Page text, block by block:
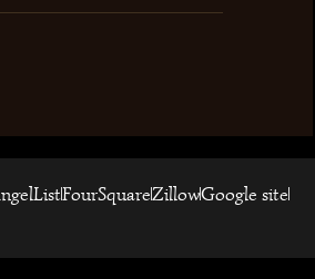
FourSquareZillowGoogle site